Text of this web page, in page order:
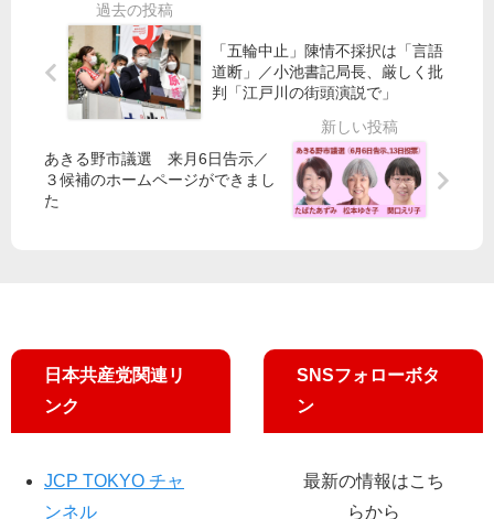
池
書
記
局
長
紹
介
「五輪中止」陳情不採択は「言語
道断」／小池書記局長、厳しく批
判「江戸川の街頭演説で」
あきる野市議選 来月6日告示／
３候補のホームページができまし
た
日本共産党関連リ
ンク
JCP TOKYO チャ
ンネル
SNSフォローボタ
ン
最新の情報はこち
らから